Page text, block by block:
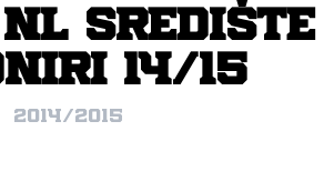
Središte
14/15
2014/2015